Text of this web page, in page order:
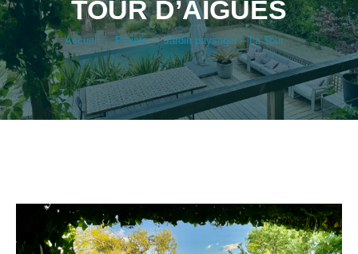
TOUR D’AIGUES
Vous êtes ici :
Accueil Projets Jardin paysager – La Tour…